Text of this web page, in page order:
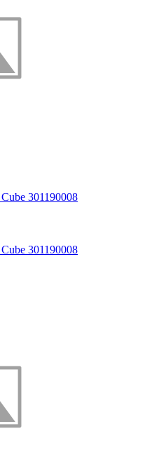
301190008
301190008